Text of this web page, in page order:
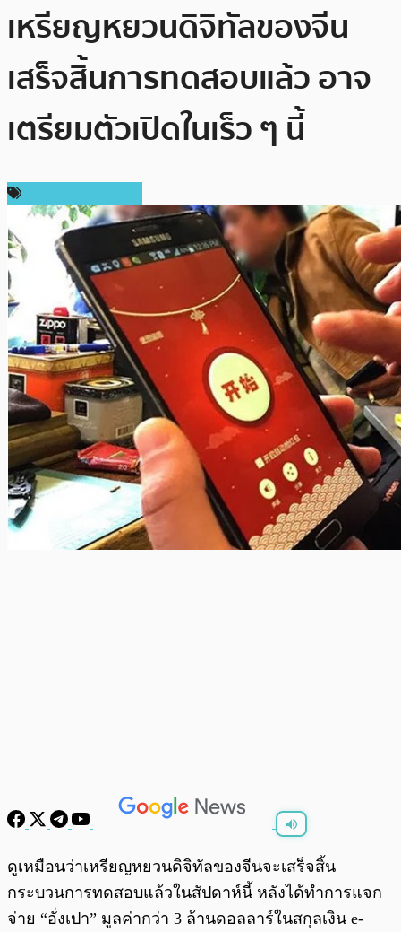
เหรียญหยวนดิจิทัลของจีน
เสร็จสิ้นการทดสอบแล้ว อาจ
เตรียมตัวเปิดในเร็ว ๆ นี้
พร้อมเล่น 0:00/
ดูเหมือนว่าเหรียญหยวนดิจิทัลของจีนจะเสร็จสิ้น
กระบวนการทดสอบแล้วในสัปดาห์นี้ หลังได้ทำการแจก
จ่าย “อั่งเปา” มูลค่ากว่า 3 ล้านดอลลาร์ในสกุลเงิน e-